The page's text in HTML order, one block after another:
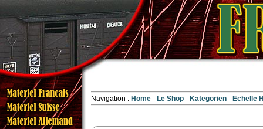
Navigation : Home Le Shop Kategorien Echelle